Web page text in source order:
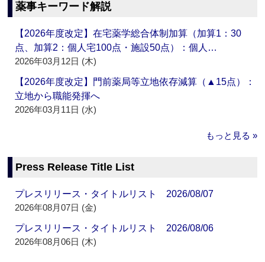
薬事キーワード解説
【2026年度改定】在宅薬学総合体制加算（加算1：30
点、加算2：個人宅100点・施設50点）：個人…
2026年03月12日 (木)
【2026年度改定】門前薬局等立地依存減算（▲15点）：
立地から職能発揮へ
2026年03月11日 (水)
もっと見る »
Press Release Title List
プレスリリース・タイトルリスト 2026/08/07
2026年08月07日 (金)
プレスリリース・タイトルリスト 2026/08/06
2026年08月06日 (木)